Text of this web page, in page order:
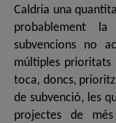
Caldria una
probablement
subvencions no
múltiples prioritats
toca, doncs,
de subvenció, les
projectes de